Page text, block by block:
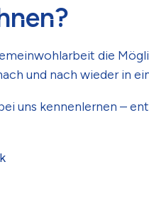
die
und nach wieder in
uns kennenlernen –